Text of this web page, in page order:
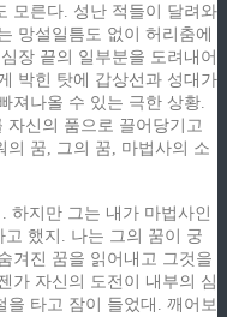
모른다. 성난 적들이 달려와
망설일틈도 없이 허리춤에
장 끝의 일부분을 도려내어
박힌 탓에 갑상선과 성대가
져나올 수 있는 극한 상황.
자신의 품으로 끌어당기고
의 꿈, 그의 꿈, 마법사의 소
하지만 그는 내가 마법사인
했지. 나는 그의 꿈이 궁
겨진 꿈을 읽어내고 그것을
가 자신의 도전이 내부의 심
을 타고 잠이 들었대. 깨어보